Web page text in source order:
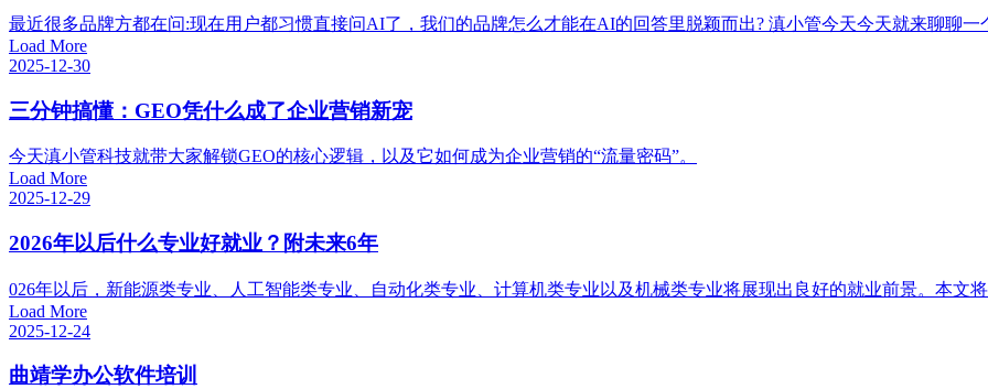
最近很多品牌方都在问:现在用户都习惯直接问AI了，我们的品牌怎么才能在AI的回答里脱颖而出? 滇小管今天今天就来聊聊一
Load More
2025-12-30
三分钟搞懂：GEO凭什么成了企业营销新宠
今天滇小管科技就带大家解锁GEO的核心逻辑，以及它如何成为企业营销的“流量密码”。
Load More
2025-12-29
2026年以后什么专业好就业？附未来6年
026年以后，新能源类专业、人工智能类专业、自动化类专业、计算机类专业以及机械类专业将展现出良好的就业前景。本文
Load More
2025-12-24
曲靖学办公软件培训